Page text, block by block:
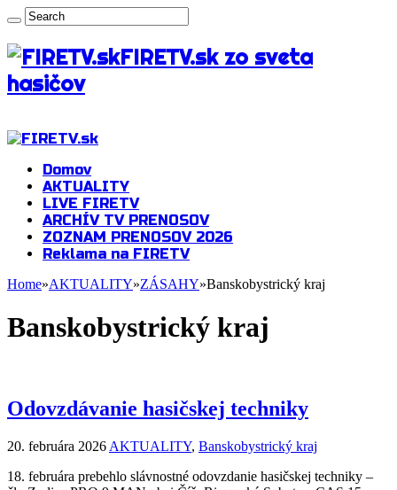
FIRETV.sk zo sveta
hasičov
Domov
AKTUALITY
LIVE FIRETV
ARCHÍV TV PRENOSOV
ZOZNAM PRENOSOV 2026
Reklama na FIRETV
Home»AKTUALITY»ZÁSAHY»Banskobystrický kraj
Banskobystrický kraj
Odovzdávanie hasičskej techniky
20. februára 2026 AKTUALITY, Banskobystrický kraj
18. februára prebehlo slávnostné odovzdanie hasičskej techniky –